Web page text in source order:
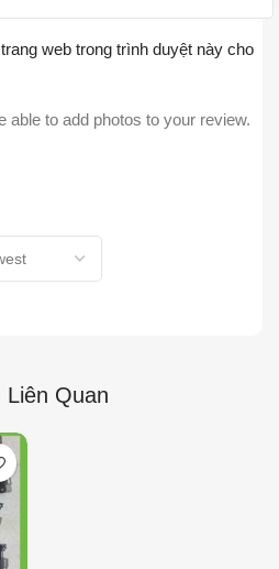
web trong trình duyệt này cho
able to add photos to your review.
Liên Quan